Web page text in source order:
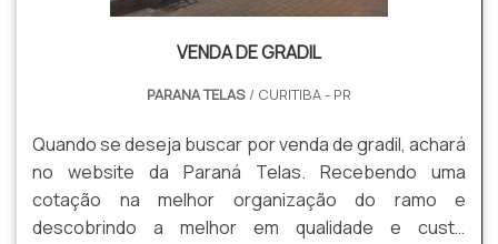
VENDA DE GRADIL
PARANA TELAS / CURITIBA - PR
Quando se deseja buscar por venda de gradil, achará
no website da Paraná Telas. Recebendo uma
cotação na melhor organização do ramo e
descobrindo a melhor em qualidade e custo